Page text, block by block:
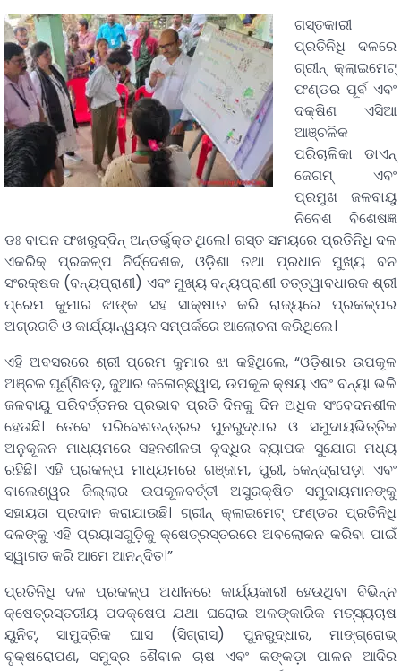
ଗସ୍ତକାରୀ
ପ୍ରତିନିଧି ଦଳରେ
ଗ୍ରୀନ୍ କ୍ଲାଇମେଟ୍
ଫଣ୍ଡର ପୂର୍ବ ଏବଂ
ଦକ୍ଷିଣ ଏସିଆ
ଆଞ୍ଚଳିକ
ପରିଚାଳିକା ଡାଏନ୍
ଜେଗମ୍ ଏବଂ
ପ୍ରମୁଖ ଜଳବାୟୁ
ନିବେଶ ବିଶେଷଜ୍ଞ
ଡଃ ବାପନ ଫଖରୁଦ୍ଦିନ୍ ଅନ୍ତର୍ଭୁକ୍ତ ଥିଲେ। ଗସ୍ତ ସମୟରେ ପ୍ରତିନିଧି ଦଳ
ଏକରିକ୍ ପ୍ରକଳ୍ପ ନିର୍ଦ୍ଦେଶକ, ଓଡ଼ିଶା ତଥା ପ୍ରଧାନ ମୁଖ୍ୟ ବନ
ସଂରକ୍ଷକ (ବନ୍ୟପ୍ରାଣୀ) ଏବଂ ମୁଖ୍ୟ ବନ୍ୟପ୍ରାଣୀ ତତ୍ତ୍ୱାବଧାରକ ଶ୍ରୀ
ପ୍ରେମ କୁମାର ଝାଙ୍କ ସହ ସାକ୍ଷାତ କରି ରାଜ୍ୟରେ ପ୍ରକଳ୍ପର
ଅଗ୍ରଗତି ଓ କାର୍ଯ୍ୟାନ୍ୱୟନ ସମ୍ପର୍କରେ ଆଲୋଚନା କରିଥିଲେ।
ଏହି ଅବସରରେ ଶ୍ରୀ ପ୍ରେମ କୁମାର ଝା କହିଥିଲେ, “ଓଡ଼ିଶାର ଉପକୂଳ
ଅଞ୍ଚଳ ଘୂର୍ଣ୍ଣିଝଡ଼, ଜୁଆର ଜଳୋଚ୍ଛ୍ୱାସ, ଉପକୂଳ କ୍ଷୟ ଏବଂ ବନ୍ୟା ଭଳି
ଜଳବାୟୁ ପରିବର୍ତ୍ତନର ପ୍ରଭାବ ପ୍ରତି ଦିନକୁ ଦିନ ଅଧିକ ସଂବେଦନଶୀଳ
ହେଉଛି। ତେବେ ପରିବେଶତନ୍ତ୍ରର ପୁନରୁଦ୍ଧାର ଓ ସମୁଦାୟଭିତ୍ତିକ
ଅନୁକୂଳନ ମାଧ୍ୟମରେ ସହନଶୀଳତା ବୃଦ୍ଧିର ବ୍ୟାପକ ସୁଯୋଗ ମଧ୍ୟ
ରହିଛି। ଏହି ପ୍ରକଳ୍ପ ମାଧ୍ୟମରେ ଗଞ୍ଜାମ, ପୁରୀ, କେନ୍ଦ୍ରାପଡ଼ା ଏବଂ
ବାଲେଶ୍ୱର ଜିଲ୍ଲାର ଉପକୂଳବର୍ତ୍ତୀ ଅସୁରକ୍ଷିତ ସମୁଦାୟମାନଙ୍କୁ
ସହାୟତା ପ୍ରଦାନ କରାଯାଉଛି। ଗ୍ରୀନ୍ କ୍ଲାଇମେଟ୍ ଫଣ୍ଡର ପ୍ରତିନିଧି
ଦଳଙ୍କୁ ଏହି ପ୍ରୟାସଗୁଡ଼ିକୁ କ୍ଷେତ୍ରସ୍ତରରେ ଅବଲୋକନ କରିବା ପାଇଁ
ସ୍ୱାଗତ କରି ଆମେ ଆନନ୍ଦିତ।”
ପ୍ରତିନିଧି ଦଳ ପ୍ରକଳ୍ପ ଅଧୀନରେ କାର୍ଯ୍ୟକାରୀ ହେଉଥିବା ବିଭିନ୍ନ
କ୍ଷେତ୍ରସ୍ତରୀୟ ପଦକ୍ଷେପ ଯଥା ଘରୋଇ ଅଳଙ୍କାରିକ ମତ୍ସ୍ୟଚାଷ
ୟୁନିଟ୍, ସାମୁଦ୍ରିକ ଘାସ (ସିଗ୍ରାସ୍) ପୁନରୁଦ୍ଧାର, ମାଙ୍ଗ୍ରୋଭ୍
ବୃକ୍ଷରୋପଣ, ସମୁଦ୍ର ଶୈବାଳ ଚାଷ ଏବଂ କଙ୍କଡ଼ା ପାଳନ ଆଦିର